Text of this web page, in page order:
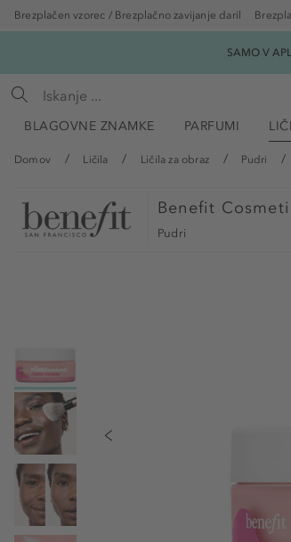
Brezplačen vzorec / Brezplačno zavijanje daril
SAMO V
BLAGOVNE ZNAMKE PARFUMI
Domov Ličila Ličila za obraz Pudri
Benefit
Pudri